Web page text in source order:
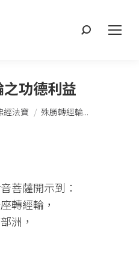
搜
功德利益
經法寶 殊勝轉經輪...
菩薩開示到：​
轉經輪，​
洲，​